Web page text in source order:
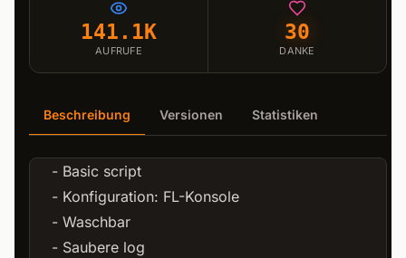
141.1K
AUFRUFE
30
DANKE
Beschreibung Versionen Statistiken
- Basic script
- Konfiguration: FL-Konsole
- Waschbar
- Saubere log